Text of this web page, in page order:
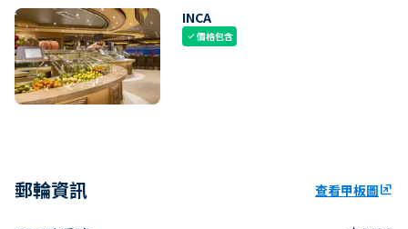
INCA
check價格包含
郵輪資訊 查看甲板圖ungroup